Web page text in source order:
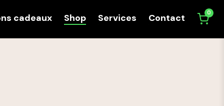
cadeaux Shop Services Contact 0